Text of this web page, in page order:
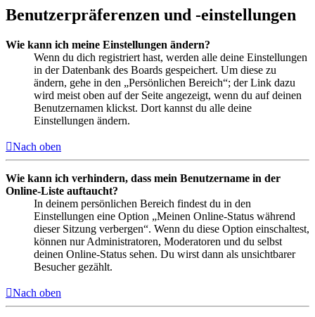
Benutzerpräferenzen und -einstellungen
Wie kann ich meine Einstellungen ändern?
Wenn du dich registriert hast, werden alle deine Einstellungen
in der Datenbank des Boards gespeichert. Um diese zu
ändern, gehe in den „Persönlichen Bereich“; der Link dazu
wird meist oben auf der Seite angezeigt, wenn du auf deinen
Benutzernamen klickst. Dort kannst du alle deine
Einstellungen ändern.
Nach oben
Wie kann ich verhindern, dass mein Benutzername in der
Online-Liste auftaucht?
In deinem persönlichen Bereich findest du in den
Einstellungen eine Option „Meinen Online-Status während
dieser Sitzung verbergen“. Wenn du diese Option einschaltest,
können nur Administratoren, Moderatoren und du selbst
deinen Online-Status sehen. Du wirst dann als unsichtbarer
Besucher gezählt.
Nach oben